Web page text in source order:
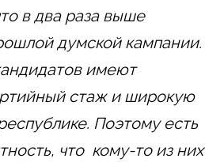
в два раза выше
думской кампании.
имеют
стаж и широкую
Поэтому есть
что кому-то из них